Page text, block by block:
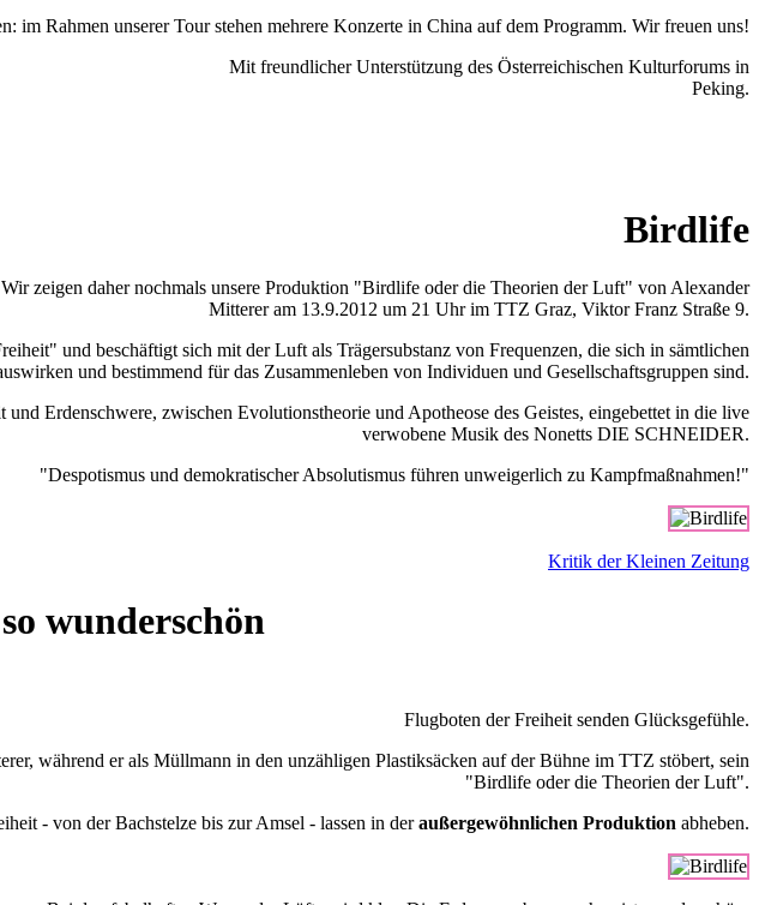
im Rahmen unserer Tour stehen mehrere Konzerte in China auf dem Programm. Wir freuen uns!
Mit freundlicher Unterstützung des Österreichischen Kulturforums in
Peking.
Birdlife
zeigen daher nochmals unsere Produktion "Birdlife oder die Theorien der Luft" von Alexander
Mitterer am 13.9.2012 um 21 Uhr im TTZ Graz, Viktor Franz Straße 9.
und beschäftigt sich mit der Luft als Trägersubstanz von Frequenzen, die sich in sämtlichen
und bestimmend für das Zusammenleben von Individuen und Gesellschaftsgruppen sind.
Erdenschwere, zwischen Evolutionstheorie und Apotheose des Geistes, eingebettet in die live
verwobene Musik des Nonetts DIE SCHNEIDER.
"Despotismus und demokratischer Absolutismus führen unweigerlich zu Kampfmaßnahmen!"
Kritik der Kleinen Zeitung
wunderschön
Flugboten der Freiheit senden Glücksgefühle.
während er als Müllmann in den unzähligen Plastiksäcken auf der Bühne im TTZ stöbert, sein
"Birdlife oder die Theorien der Luft".
- von der Bachstelze bis zur Amsel - lassen in deraußergewöhnlichen Produktion abheben.